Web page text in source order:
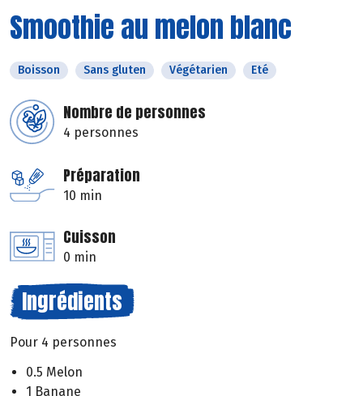
Smoothie au melon blanc
Boisson Sans gluten Végétarien Eté
Nombre de personnes
4 personnes
Préparation
10 min
Cuisson
0 min
Ingrédients
Pour 4 personnes
0.5 Melon
1 Banane